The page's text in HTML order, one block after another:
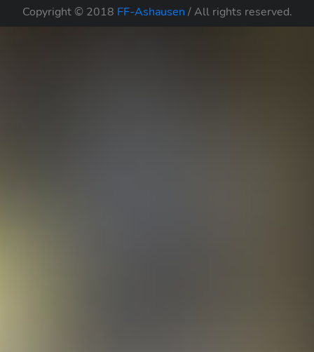
Copyright © 2018 FF-Ashausen / All rights reserved.